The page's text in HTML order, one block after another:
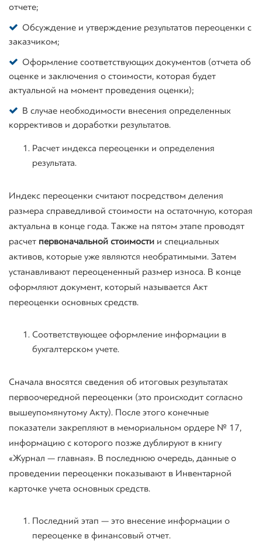
отчете;
Обсуждение и утверждение результатов переоценки с
заказчиком;
Оформление соответствующих документов (отчета об
оценке и заключения о стоимости, которая будет
актуальной на момент проведения оценки);
В случае необходимости внесения определенных
коррективов и доработки результатов.
Расчет индекса переоценки и определения
результата.
Индекс переоценки считают посредством деления
размера справедливой стоимости на остаточную, которая
актуальна в конце года. Также на пятом этапе проводят
расчет первоначальной стоимости и специальных
активов, которые уже являются необратимыми. Затем
устанавливают переоцененный размер износа. В конце
оформляют документ, который называется Акт
переоценки основных средств.
Соответствующее оформление информации в
бухгалтерском учете.
Сначала вносятся сведения об итоговых результатах
первоочередной переоценки (это происходит согласно
вышеупомянутому Акту). После этого конечные
показатели закрепляют в мемориальном ордере № 17,
информацию с которого позже дублируют в книгу
«Журнал — главная». В последнюю очередь, данные о
проведении переоценки показывают в Инвентарной
карточке учета основных средств.
Последний этап — это внесение информации о
переоценке в финансовый отчет.